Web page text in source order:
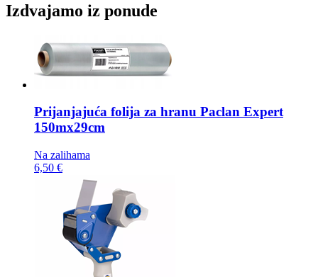
Izdvajamo iz ponude
Prijanjajuća folija za hranu Paclan Expert
150mx29cm
Na zalihama
6,50 €